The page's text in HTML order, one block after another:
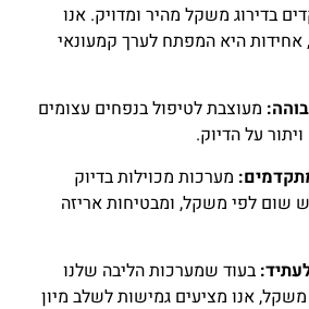
בדירוג משקל מהיר ומדויק. אנו
אחידות היא המפתח לערך קמעונאי
מעוצבת לטיפול בנפחים עצומים
על הדיוק.
מערכות מכוילות בדיוק
שום לפי משקל, ומבטיחות אריזה
בעוד שמערכות הליבה שלנו
אנו מציעים גמישות לשלב מיון